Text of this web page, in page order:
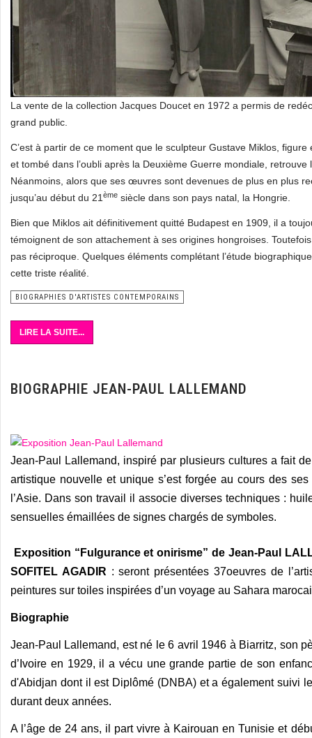
La vente de la collection Jacques Doucet en 1972 a permis de
grand public.
C’est à partir de ce moment que le sculpteur Gustave Miklos,
et tombé dans l’oubli après la Deuxième Guerre mondiale,
Néanmoins, alors que ses œuvres sont devenues de plus en plus
jusqu’au début du 21 ème siècle dans son pays natal, la Hongrie.
Bien que Miklos ait définitivement quitté Budapest en 1909, il a
témoignent de son attachement à ses origines hongroises.
pas réciproque. Quelques éléments complétant l’étude
cette triste réalité.
BIOGRAPHIES D'ARTISTES CONTEMPORAINS
LIRE LA SUITE...
BIOGRAPHIE JEAN-PAUL LALLEMAND
Jean-Paul Lallemand, inspiré par plusieurs cultures a fait
artistique nouvelle et unique s’est forgée au cours des
l’Asie. Dans son travail il associe diverses techniques :
sensuelles émaillées de signes chargés de symboles.
Exposition “Fulgurance et onirisme” de Jean-Paul
SOFITEL AGADIR : seront présentées 37oeuvres de
peintures sur toiles inspirées d’un voyage au Sahara
Biographie
Jean-Paul Lallemand, est né le 6 avril 1946 à Biarritz, son
d’Ivoire en 1929, il a vécu une grande partie de son
d'Abidjan dont il est Diplômé (DNBA) et a également suivi
durant deux années.
A l’âge de 24 ans, il part vivre à Kairouan en Tunisie et